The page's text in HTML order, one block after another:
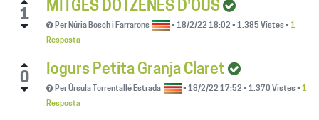
1
MITGES DOTZENES D'OUS
Per Núria Bosch i Farrarons •18/2/22 18:02 •1.385 Vistes•1
Resposta
0
Iogurs Petita Granja Claret
PerÚrsula Torrentallé Estrada •18/2/22 17:52 •1.370 Vistes•1
Resposta